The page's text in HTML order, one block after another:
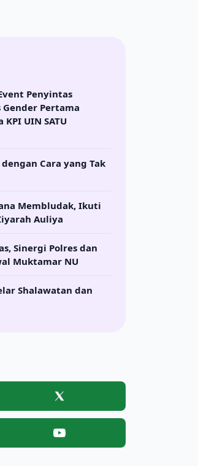
Penyintas
Gender Pertama
UIN SATU
Cara yang Tak
Membludak, Ikuti
Auliya
Sinergi Polres dan
Muktamar NU
Shalawatan dan
X
YouTube